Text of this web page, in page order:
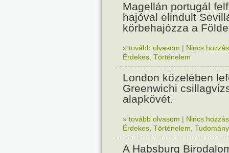
Magellán portugál
hajóval elindult
körbehajózza a
» tovább olvasom | Nincs
Érdekes Történelem
London közelében
Greenwichi
alapkövét.
» tovább olvasom | Nincs
Érdekes Történelem Tudomány
A Habsburg